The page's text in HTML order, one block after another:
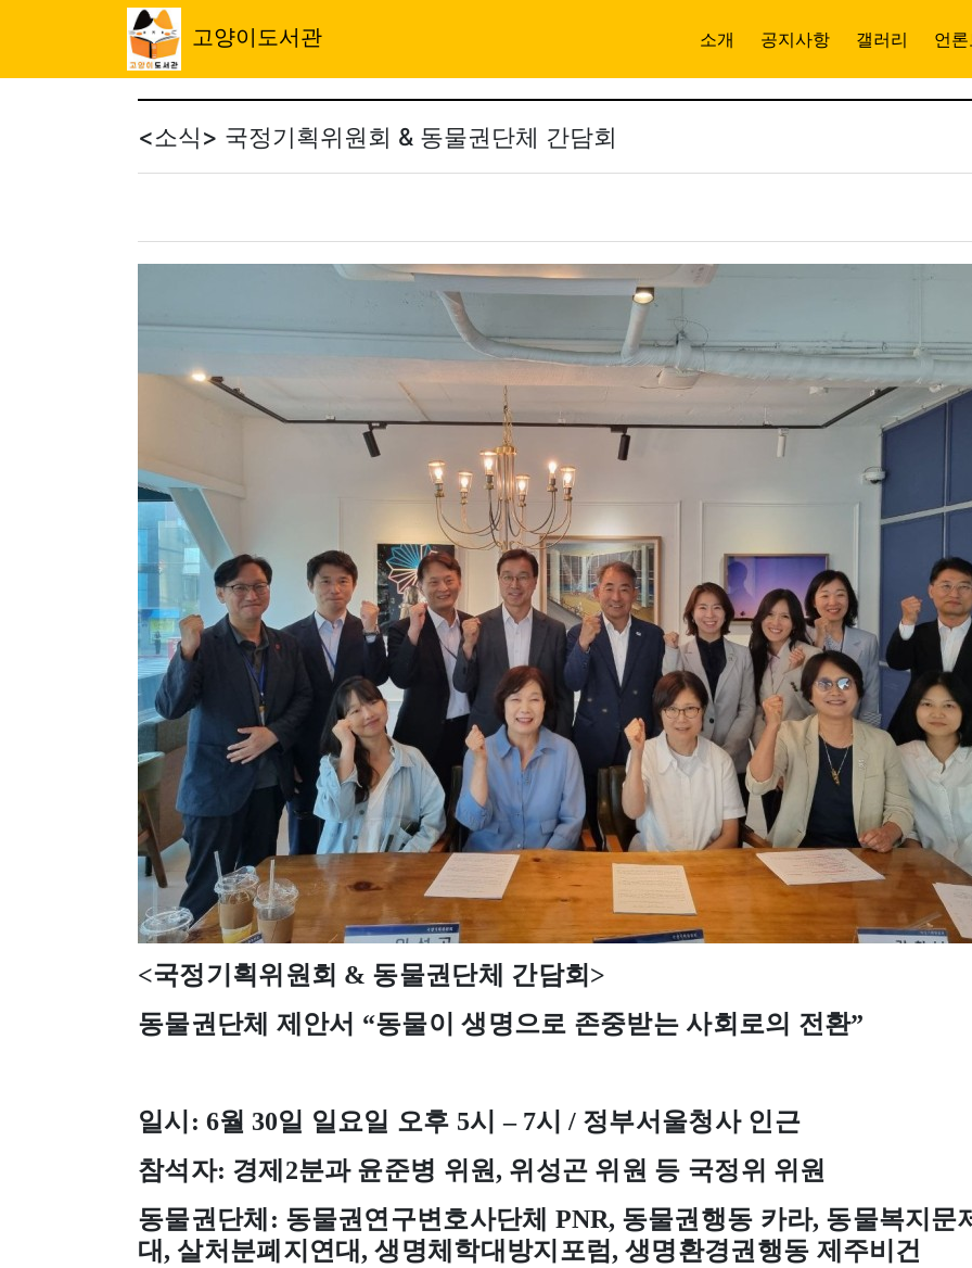
고양이도서관 소개 공지사항 갤러리 언
Previous
<소식> 국정기획위원회 & 동물권단체 간담회
<국정기획위원회 & 동물권단체 간담회 >
동물권단체 제안서 “동물이 생명으로 존중받는 사회로의 전환”
일시 : 6월 30일 일요일 오후 5시– 7시/ 정부서울청사 인근
참석자: 경제 2분과 윤준병 위원 , 위성곤 위원 등 국정위 위원
동물권단체 : 동물권연구변호사단체 PNR, 동물권행동 카라, 동물복지문
대 , 살처분폐지연대 ,생명체학대방지포럼 ,생명환경권행동 제주비건